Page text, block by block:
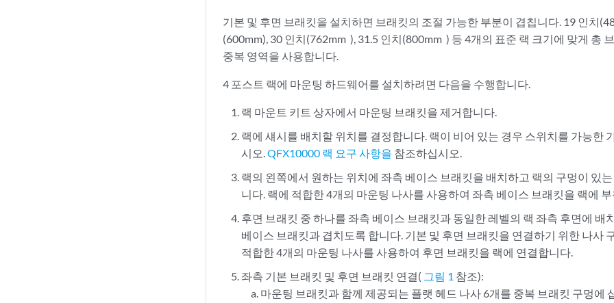
기본 및 후면 브래킷을 설치하면 브래킷의 조절 가능한 부분이 겹칩니다. 19 인치
(600mm), 30 인치(762mm ), 31.5 인치(800mm ) 등 4개의 표준 랙 크기에 맞게 총
중복 영역을 사용합니다.
4 포스트 랙에 마운팅 하드웨어를 설치하려면 다음을 수행합니다.
랙 마운트 키트 상자에서 마운팅 브래킷을 제거합니다.
랙에 섀시를 배치할 위치를 결정합니다. 랙이 비어 있는 경우 스위치를 가능한
시오.QFX10000 랙 요구 사항을 참조하십시오.
랙의 왼쪽에서 원하는 위치에 좌측 베이스 브래킷을 배치하고 랙의 구멍이 있
니다. 랙에 적합한 4개의 마운팅 나사를 사용하여 좌측 베이스 브래킷을 랙에
후면 브래킷 중 하나를 좌측 베이스 브래킷과 동일한 레벨의 랙 좌측 후면에 배
베이스 브래킷과 겹치도록 합니다. 기본 및 후면 브래킷을 연결하기 위한 나사
적합한 4개의 마운팅 나사를 사용하여 후면 브래킷을 랙에 연결합니다.
좌측 기본 브래킷 및 후면 브래킷 연결( 그림 1 참조):
마운팅 브래킷과 함께 제공되는 플랫 헤드 나사 6개를 중복 브래킷 구멍에